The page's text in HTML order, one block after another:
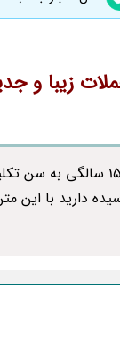
زیبا و
دخترها در سن 9 سالگی و پسرها
دارید با این